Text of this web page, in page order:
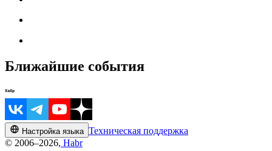
Ближайшие события
Настройка языка Техническая поддержка
© 2006–2026, Habr